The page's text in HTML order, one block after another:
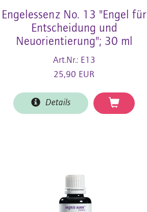
Engelessenz No. 13 "Engel für
Entscheidung und
Neuorientierung"; 30 ml
Art.Nr.: E13
25,90 EUR
Details